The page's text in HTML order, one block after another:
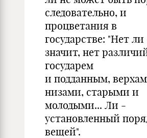
следовательно, и
процветания в
государстве: "Нет
значит, нет
государем
и подданным,
низами, старыми и
молодыми... Ли -
установленный
вещей".